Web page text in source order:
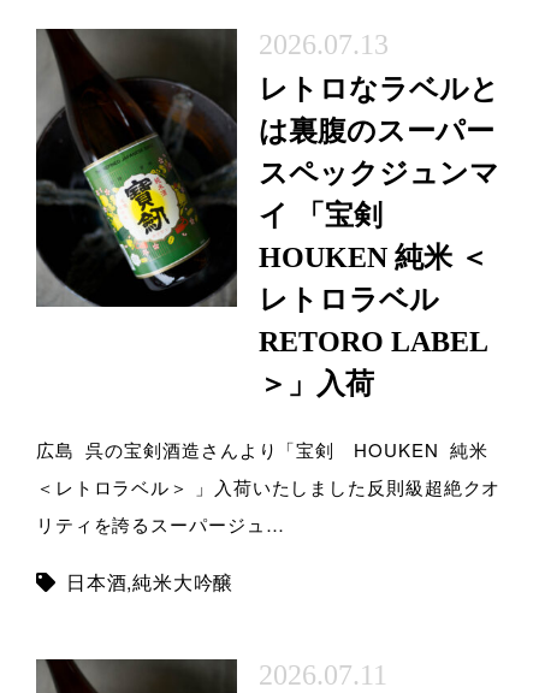
2026.07.13
レトロなラベルと
は裏腹のスーパー
スペックジュンマ
イ 「宝剣
HOUKEN 純米 ＜
レトロラベル
RETORO LABEL
＞」入荷
広島 呉の宝剣酒造さんより「宝剣 HOUKEN 純米
＜レトロラベル＞ 」入荷いたしました反則級超絶クオ
リティを誇るスーパージュ…
日本酒,純米大吟醸
2026.07.11